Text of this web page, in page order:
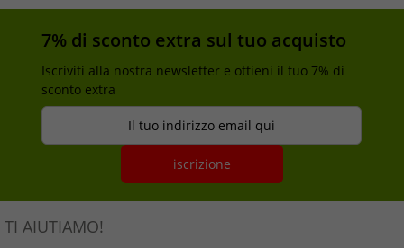
7% di sconto extra sul tuo acquisto
Iscriviti alla nostra newsletter e ottieni il tuo 7% di
sconto extra
Il tuo indirizzo email qui
iscrizione
TI AIUTIAMO!